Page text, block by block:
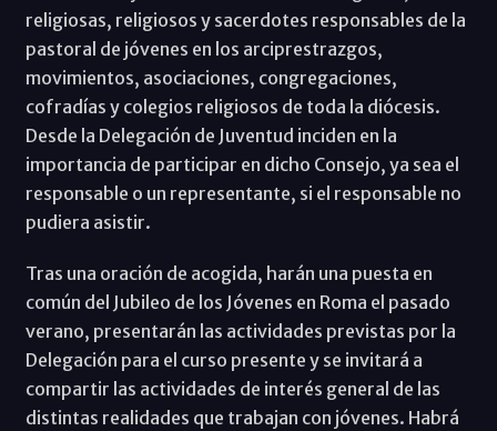
religiosas, religiosos y sacerdotes responsables de la
pastoral de jóvenes en los arciprestrazgos,
movimientos, asociaciones, congregaciones,
cofradías y colegios religiosos de toda la diócesis.
Desde la Delegación de Juventud inciden en la
importancia de participar en dicho Consejo, ya sea el
responsable o un representante, si el responsable no
pudiera asistir.
Tras una oración de acogida, harán una puesta en
común del Jubileo de los Jóvenes en Roma el pasado
verano, presentarán las actividades previstas por la
Delegación para el curso presente y se invitará a
compartir las actividades de interés general de las
distintas realidades que trabajan con jóvenes. Habrá